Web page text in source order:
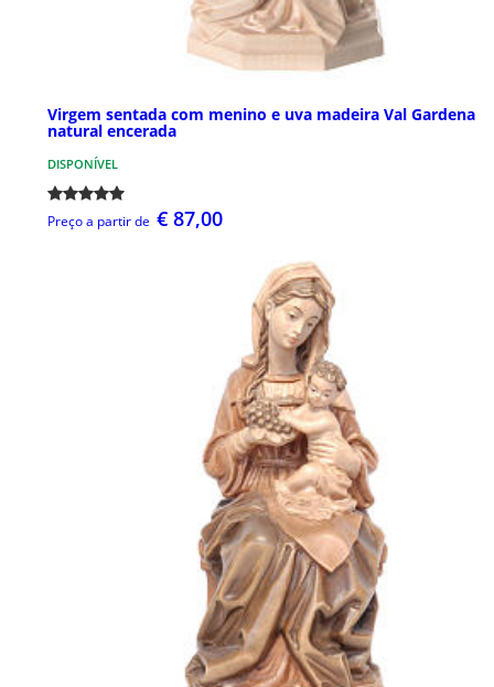
Virgem sentada com menino e uva madeira Val Gardena
natural encerada
DISPONÍVEL
Preço a partir de € 87,00